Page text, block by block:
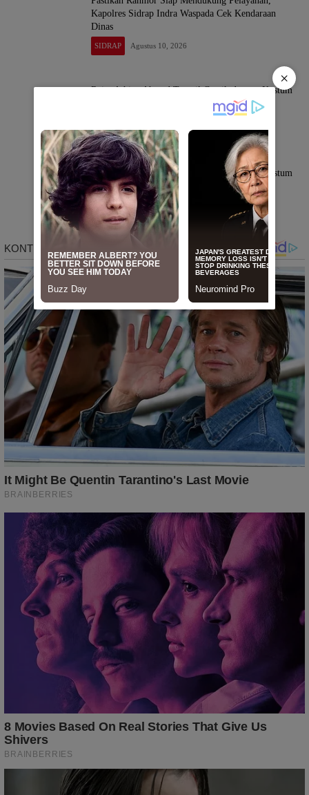
Kapolres Sidrap Indra Waspada Cek Kendaraan
Dinas
SIDRAP Agustus 10, 2026
Raise Athiya Ahmad Tampil Cantik dengan Kostum
Daur Ulang di Karnaval HUT RI ke-81
Raise Athiya Ahmad Tampil Cantik dengan Kostum
Daur Ulang di Karnaval HUT RI ke-81
SIDRAP Agustus 10, 2026
×